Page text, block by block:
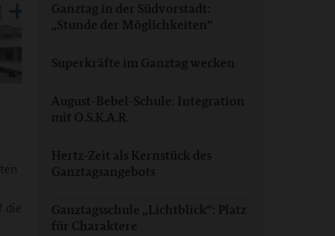
die
Ganztag in der Südvorstadt:
„Stunde der Möglichkeiten“
Superkräfte im Ganztag wecken
August-Bebel-Schule: Integration
mit O.S.K.A.R.
Hertz-Zeit als Kernstück des
Ganztagsangebots
Ganztagsschule „Lichtblick“: Platz
für Charaktere